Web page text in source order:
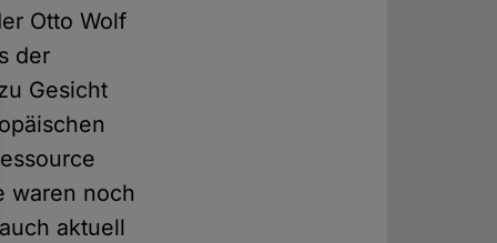
Otto Wolf
der
Gesicht
waren noch
aktuell